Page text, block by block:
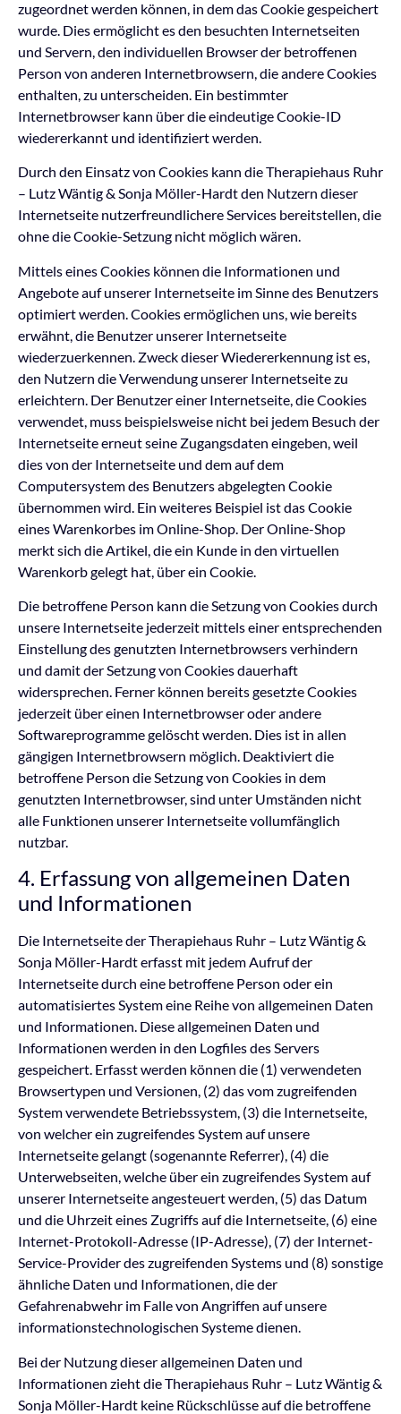
zugeordnet werden können, in dem das Cookie gespeichert
wurde. Dies ermöglicht es den besuchten Internetseiten
und Servern, den individuellen Browser der betroffenen
Person von anderen Internetbrowsern, die andere Cookies
enthalten, zu unterscheiden. Ein bestimmter
Internetbrowser kann über die eindeutige Cookie-ID
wiedererkannt und identifiziert werden.
Durch den Einsatz von Cookies kann die Therapiehaus Ruhr
– Lutz Wäntig & Sonja Möller-Hardt den Nutzern dieser
Internetseite nutzerfreundlichere Services bereitstellen, die
ohne die Cookie-Setzung nicht möglich wären.
Mittels eines Cookies können die Informationen und
Angebote auf unserer Internetseite im Sinne des Benutzers
optimiert werden. Cookies ermöglichen uns, wie bereits
erwähnt, die Benutzer unserer Internetseite
wiederzuerkennen. Zweck dieser Wiedererkennung ist es,
den Nutzern die Verwendung unserer Internetseite zu
erleichtern. Der Benutzer einer Internetseite, die Cookies
verwendet, muss beispielsweise nicht bei jedem Besuch der
Internetseite erneut seine Zugangsdaten eingeben, weil
dies von der Internetseite und dem auf dem
Computersystem des Benutzers abgelegten Cookie
übernommen wird. Ein weiteres Beispiel ist das Cookie
eines Warenkorbes im Online-Shop. Der Online-Shop
merkt sich die Artikel, die ein Kunde in den virtuellen
Warenkorb gelegt hat, über ein Cookie.
Die betroffene Person kann die Setzung von Cookies durch
unsere Internetseite jederzeit mittels einer entsprechenden
Einstellung des genutzten Internetbrowsers verhindern
und damit der Setzung von Cookies dauerhaft
widersprechen. Ferner können bereits gesetzte Cookies
jederzeit über einen Internetbrowser oder andere
Softwareprogramme gelöscht werden. Dies ist in allen
gängigen Internetbrowsern möglich. Deaktiviert die
betroffene Person die Setzung von Cookies in dem
genutzten Internetbrowser, sind unter Umständen nicht
alle Funktionen unserer Internetseite vollumfänglich
nutzbar.
4. Erfassung von allgemeinen Daten
und Informationen
Die Internetseite der Therapiehaus Ruhr – Lutz Wäntig &
Sonja Möller-Hardt erfasst mit jedem Aufruf der
Internetseite durch eine betroffene Person oder ein
automatisiertes System eine Reihe von allgemeinen Daten
und Informationen. Diese allgemeinen Daten und
Informationen werden in den Logfiles des Servers
gespeichert. Erfasst werden können die (1) verwendeten
Browsertypen und Versionen, (2) das vom zugreifenden
System verwendete Betriebssystem, (3) die Internetseite,
von welcher ein zugreifendes System auf unsere
Internetseite gelangt (sogenannte Referrer), (4) die
Unterwebseiten, welche über ein zugreifendes System auf
unserer Internetseite angesteuert werden, (5) das Datum
und die Uhrzeit eines Zugriffs auf die Internetseite, (6) eine
Internet-Protokoll-Adresse (IP-Adresse), (7) der Internet-
Service-Provider des zugreifenden Systems und (8) sonstige
ähnliche Daten und Informationen, die der
Gefahrenabwehr im Falle von Angriffen auf unsere
informationstechnologischen Systeme dienen.
Bei der Nutzung dieser allgemeinen Daten und
Informationen zieht die Therapiehaus Ruhr – Lutz Wäntig &
Sonja Möller-Hardt keine Rückschlüsse auf die betroffene